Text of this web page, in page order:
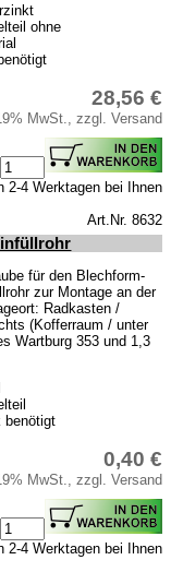
ohne
28,56 €
MwSt., zzgl. Versand
2-4 Werktagen bei Ihnen
Art.Nr. 8632
für den Blechform-
zur Montage an der
Radkasten /
(Kofferraum / unter
Wartburg 353 und 1,3
benötigt
0,40 €
MwSt., zzgl. Versand
2-4 Werktagen bei Ihnen